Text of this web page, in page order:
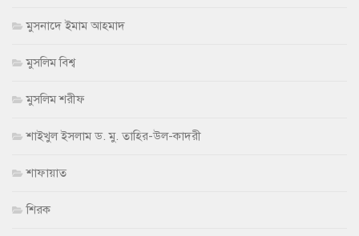
মুসনাদে ইমাম আহমাদ
মুসলিম বিশ্ব
মুসলিম শরীফ
শাইখুল ইসলাম ড. মু. তাহির-উল-কাদরী
শাফায়াত
শিরক